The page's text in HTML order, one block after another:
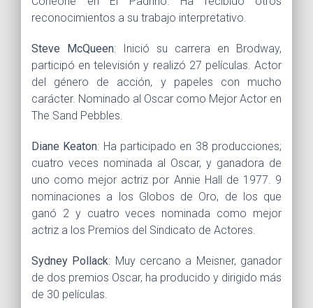
reconocimientos a su trabajo interpretativo.
Steve McQueen: Inició su carrera en Brodway,
participó en televisión y realizó 27 películas. Actor
del género de acción, y papeles con mucho
carácter. Nominado al Oscar como Mejor Actor en
The Sand Pebbles.
Diane Keaton: Ha participado en 38 producciones;
cuatro veces nominada al Oscar, y ganadora de
uno como mejor actriz por Annie Hall de 1977. 9
nominaciones a los Globos de Oro, de los que
ganó 2 y cuatro veces nominada como mejor
actriz a los Premios del Sindicato de Actores.
Sydney Pollack: Muy cercano a Meisner, ganador
de dos premios Oscar, ha producido y dirigido más
de 30 películas.